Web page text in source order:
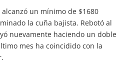
alcanzó un mínimo de $1680
la cuña bajista. Rebotó al
nuevamente haciendo un doble
mes ha coincidido con la